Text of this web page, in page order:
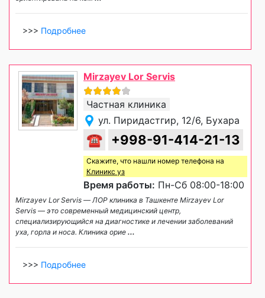
>>> Подробнее
Mirzayev Lor Servis
Частная клиника
ул. Пиридастгир, 12/6, Бухара
☎ +998-91-414-21-13
Скажите, что нашли номер телефона на
Клиникс уз
Время работы: Пн-Сб 08:00-18:00
Mirzayev Lor Servis — ЛОР клиника в Ташкенте Mirzayev Lor
Servis — это современный медицинский центр,
специализирующийся на диагностике и лечении заболеваний
уха, горла и носа. Клиника орие ...
>>> Подробнее